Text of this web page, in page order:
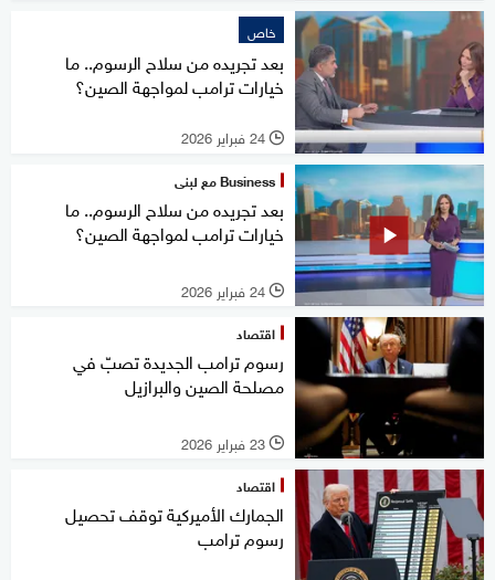
خاص
بعد تجريده من سلاح الرسوم.. ما
خيارات ترامب لمواجهة الصين؟
l 24 فبراير 2026
Business مع لبنى
بعد تجريده من سلاح الرسوم.. ما
خيارات ترامب لمواجهة الصين؟
l 24 فبراير 2026
اقتصاد
رسوم ترامب الجديدة تصبّ في
مصلحة الصين والبرازيل
l 23 فبراير 2026
اقتصاد
الجمارك الأميركية توقف تحصيل
رسوم ترامب